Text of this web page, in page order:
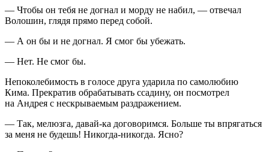
— Чтобы он тебя не догнал и морду не набил, — отвечал
Волошин, глядя прямо перед собой.
— А он бы и не догнал. Я смог бы убежать.
— Нет. Не смог бы.
Непоколебимость в голосе друга ударила по самолюбию
Кима. Прекратив обрабатывать ссадину, он посмотрел
на Андрея с нескрываемым раздражением.
— Так, мелюзга, давай-ка договоримся. Больше ты впрягаться
за меня не будешь! Никогда-никогда. Ясно?